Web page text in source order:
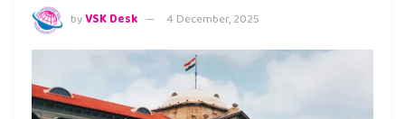
byVSK Desk 4 December, 2025